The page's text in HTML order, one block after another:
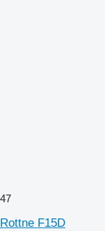
47
Rottne F15D